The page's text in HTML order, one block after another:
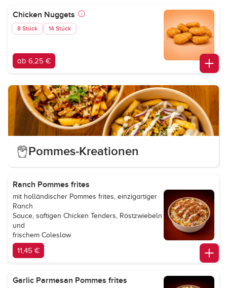
Chicken Nuggets
8 Stück 14 Stück
ab 6,25 €
Pommes-Kreationen
Ranch Pommes frites
mit holländischer Pommes frites, einzigartiger
Ranch
Sauce, saftigen Chicken Tenders, Röstzwiebeln
und
frischem Coleslaw
11,45 €
Garlic Parmesan Pommes frites